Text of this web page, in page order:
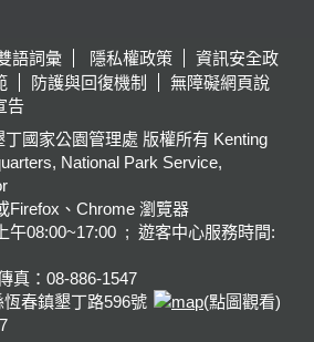
語詞彙 隱私權政策
資訊安全政
防護與回復機制
無障礙網頁說
告
國家公園管理處 版權所有 Kenting
National Park Service,
Firefox、Chrome 瀏覽器
午08:00~17:00 ; 遊客中心服務時間:
真：08-886-1547
恆春鎮墾丁路596號
(點圖觀看)